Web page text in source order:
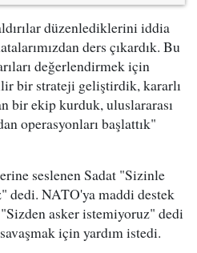
düzenlediklerini iddia
ders çıkardık. Bu
değerlendirmek için
bir strateji geliştirdik, kararlı
bir ekip kurduk, uluslararası
operasyonları başlattık"
seslenen Sadat "Sizinle
NATO'ya maddi destek
"Sizden asker istemiyoruz" dedi
için yardım istedi.